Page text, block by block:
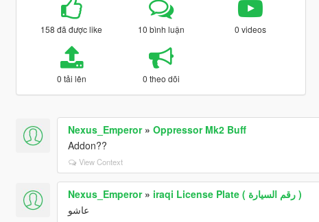
158 đã được like 10 bình luận 0 videos
0 tải lên 0 theo dõi
Nexus_Emperor» Oppressor Mk2 Buff
Addon??
View Context
Nexus_Emperor»
iraqi License Plate ( رقم السيارة )
عاشو